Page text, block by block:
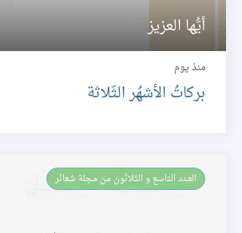
أيُّها العزيز
منذ يوم
بركاتُ الأشهُر الثّلاثة
العـدد التاسع و الثلاثون من مجلة شعائر